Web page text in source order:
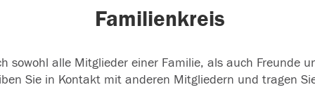
Familienkreis
sowohl alle Mitglieder einer Familie, als auch Freunde
Sie in Kontakt mit anderen Mitgliedern und tragen